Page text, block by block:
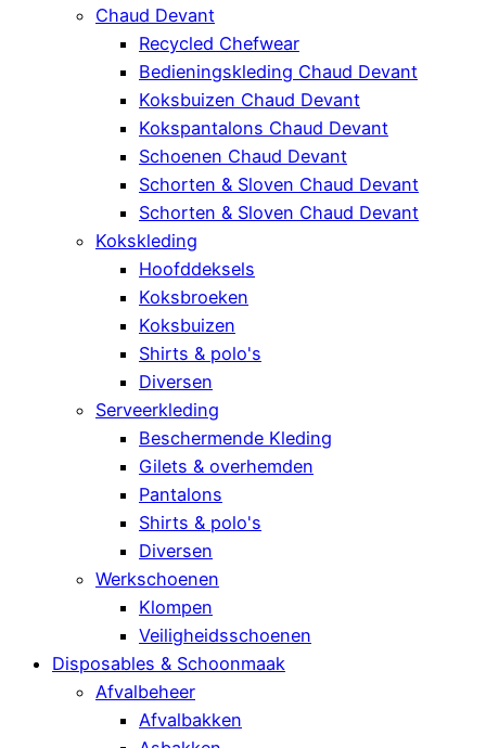
Chaud Devant
Recycled Chefwear
Bedieningskleding Chaud Devant
Koksbuizen Chaud Devant
Kokspantalons Chaud Devant
Schoenen Chaud Devant
Schorten & Sloven Chaud Devant
Schorten & Sloven Chaud Devant
Kokskleding
Hoofddeksels
Koksbroeken
Koksbuizen
Shirts & polo's
Diversen
Serveerkleding
Beschermende Kleding
Gilets & overhemden
Pantalons
Shirts & polo's
Diversen
Werkschoenen
Klompen
Veiligheidsschoenen
Disposables & Schoonmaak
Afvalbeheer
Afvalbakken